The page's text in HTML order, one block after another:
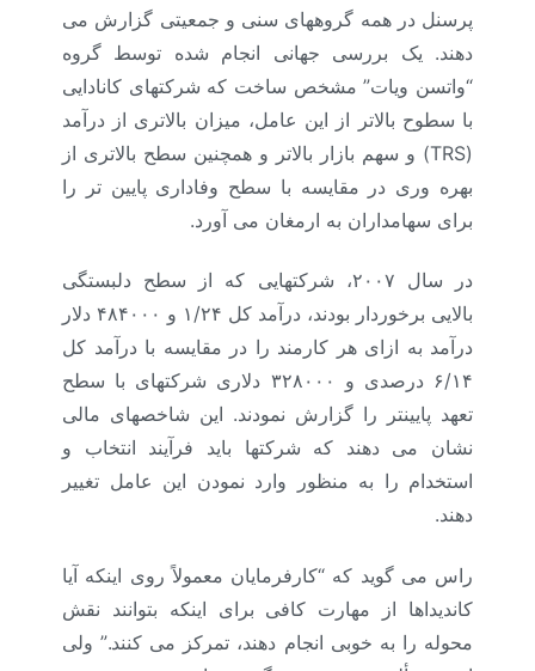
پرسنل در همه گروههای سنی و جمعیتی گزارش می
دهند. یک بررسی جهانی انجام شده توسط گروه
“واتسن ویات” مشخص ساخت که شرکتهای کانادایی
با سطوح بالاتر از این عامل، میزان بالاتری از درآمد
(
TRS) و سهم بازار بالاتر و همچنین سطح بالاتری از
بهره وری در مقایسه با سطح وفاداری پایین تر را
برای سهامداران به ارمغان می آورد.
در سال ۲۰۰۷، شرکتهایی که از سطح دلبستگی
بالایی برخوردار بودند، درآمد کل ۱/۲۴ و ۴۸۴۰۰۰ دلار
درآمد به ازای هر کارمند را در مقایسه با درآمد کل
۶/۱۴ درصدی و ۳۲۸۰۰۰ دلاری شرکتهای با سطح
تعهد پایینتر را گزارش نمودند. این شاخصهای مالی
نشان می دهند که شرکتها باید فرآیند انتخاب و
استخدام را به منظور وارد نمودن این عامل تغییر
دهند.
راس می گوید که “کارفرمایان معمولاً روی اینکه آیا
کاندیداها از مهارت کافی برای اینکه بتوانند نقش
محوله را به خوبی انجام دهند، تمرکز می کنند.” ولی